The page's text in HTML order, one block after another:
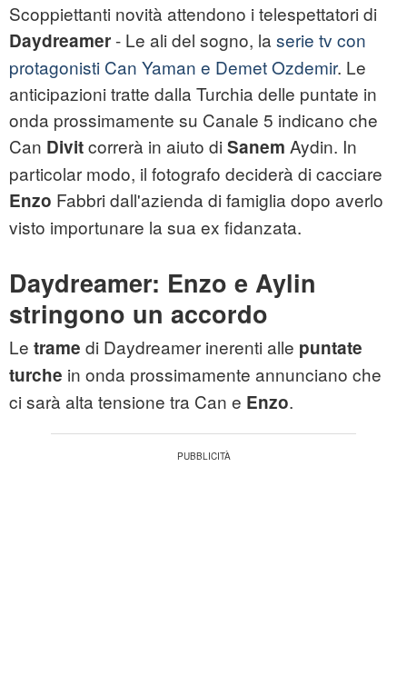
Scoppiettanti novità attendono i telespettatori di
Daydreamer- Le ali del sogno, la serie tv con
protagonisti Can Yaman e Demet Ozdemir. Le
anticipazioni tratte dalla Turchia delle puntate in
onda prossimamente su Canale 5 indicano che
Can Divitcorrerà in aiuto di Sanem Aydin. In
particolar modo, il fotografo deciderà di cacciare
Enzo Fabbri dall'azienda di famiglia dopo averlo
visto importunare la sua ex fidanzata.
Daydreamer: Enzo e Aylin
stringono un accordo
Le trame di Daydreamer inerenti alle puntate
turche in onda prossimamente annunciano che
ci sarà alta tensione tra Can e Enzo.